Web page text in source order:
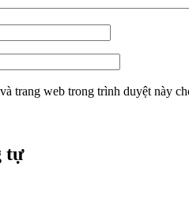
trang web trong trình duyệt này
tự